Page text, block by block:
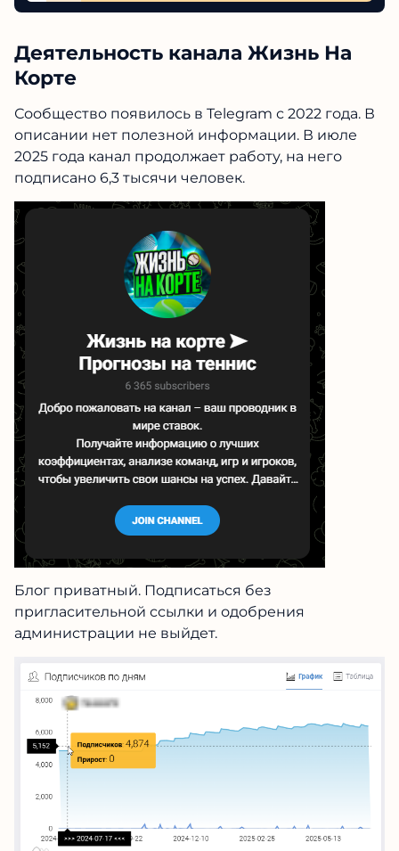
Деятельность канала Жизнь На
Корте
Сообщество появилось в Telegram с 2022 года. В
описании нет полезной информации. В июле
2025 года канал продолжает работу, на него
подписано 6,3 тысячи человек.
Блог приватный. Подписаться без
пригласительной ссылки и одобрения
администрации не выйдет.